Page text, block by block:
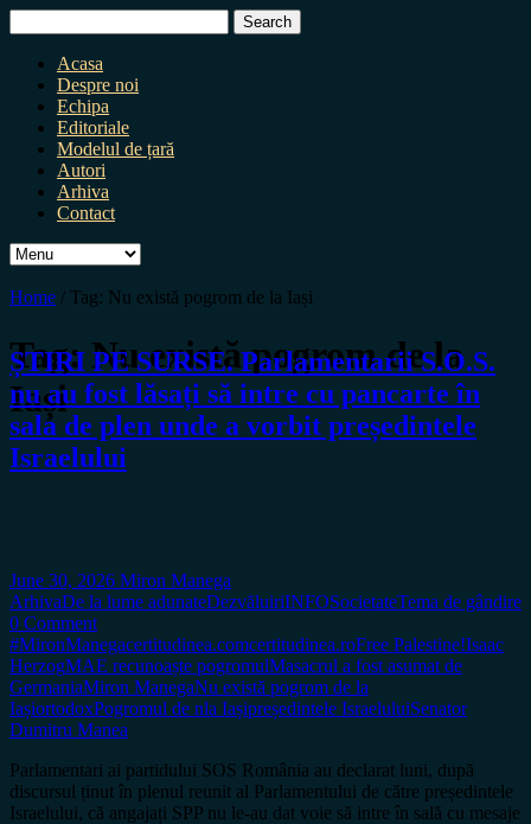
for:
Acasa
Despre noi
Echipa
Editoriale
Modelul de țară
Autori
Arhiva
Contact
Home / Tag: Nu există pogrom de la Iași
Tag:Nu există pogrom de la
Iași
ȘTIRI PE SURSE. Parlamentarii S.O.S.
nu au fost lăsați să intre cu pancarte în
sala de plen unde a vorbit președintele
Israelului
June 30, 2026 Miron Manega
ArhivaDe la lume adunateDezvăluiriINFOSocietateTema de gândire
0 Comment
#MironManegacertitudinea.comcertitudinea.roFree Palestine!Isaac
HerzogMAE recunoaște pogromulMasacrul a fost asumat de
GermaniaMiron ManegaNu există pogrom de la
IașiortodoxPogromul de nla Iașipreședintele IsraeluluiSenator
Dumitru Manea
Parlamentari ai partidului SOS România au declarat luni, după
discursul ținut în plenul reunit al Parlamentului de către președintele
Israelului, că angajați SPP nu le-au dat voie să intre în sală cu mesaje